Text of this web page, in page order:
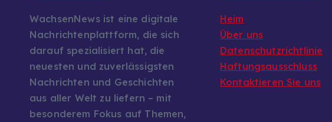
WachsenNews ist eine digitale
Nachrichtenplattform, die sich
darauf spezialisiert hat, die
neuesten und zuverlässigsten
Nachrichten und Geschichten
aus aller Welt zu liefern – mit
besonderem Fokus auf Themen,
Heim
Über uns
Datenschutzrichtlinie
Haftungsausschluss
Kontaktieren Sie uns